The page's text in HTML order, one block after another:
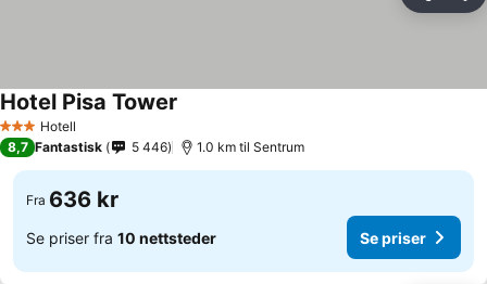
3 StjernerHotell
Hotel Pisa Tower
8,7 Fantastisk 5 446 1.0 km til Sentrum
Fra 636 kr
Se priser fra 10 nettsteder Se priser